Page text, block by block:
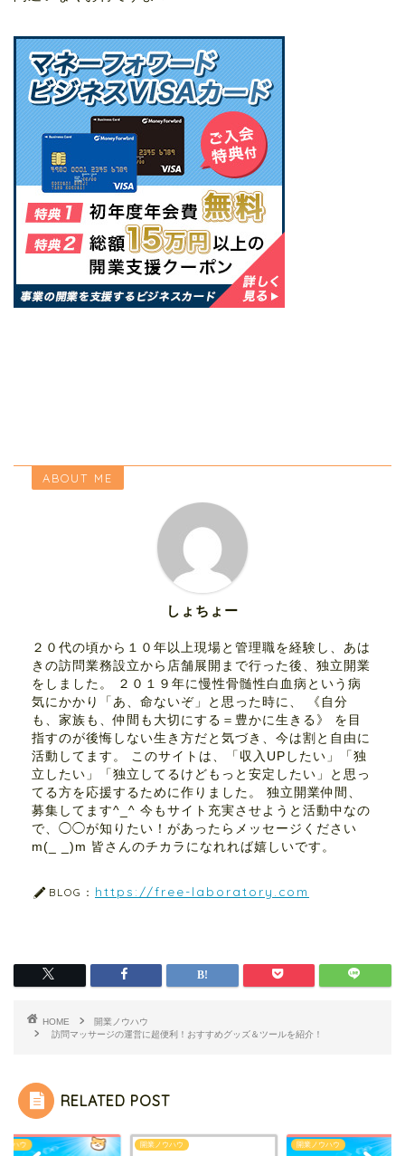
ABOUT ME
しょちょー
２０代の頃から１０年以上現場と管理職を経験し、あは
きの訪問業務設立から店舗展開まで行った後、独立開業
をしました。 ２０１９年に慢性骨髄性白血病という病
気にかかり「あ、命ないぞ」と思った時に、 《自分
も、家族も、仲間も大切にする＝豊かに生きる》 を目
指すのが後悔しない生き方だと気づき、今は割と自由に
活動してます。 このサイトは、「収入UPしたい」「独
立したい」「独立してるけどもっと安定したい」と思っ
てる方を応援するために作りました。 独立開業仲間、
募集してます^_^ 今もサイト充実させようと活動中なの
で、◯◯が知りたい！があったらメッセージください
m(_ _)m 皆さんのチカラになれれば嬉しいです。
BLOG： https://free-laboratory.com
HOME
開業ノウハウ
訪問マッサージの運営に超便利！おすすめグッズ＆ツールを紹介！
RELATED POST
ウハウ 開業ノウハウ 開業ノウハウ